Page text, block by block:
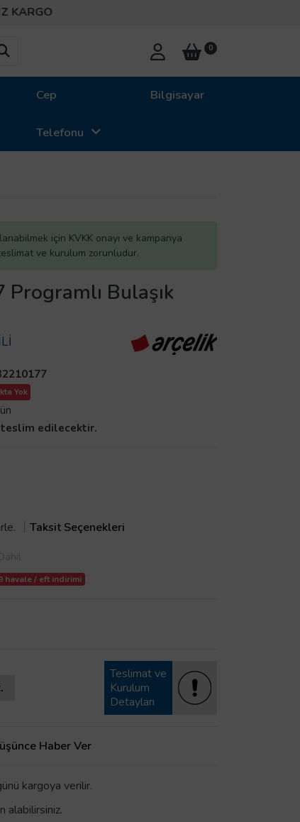
0
Cep
Telefonu
Bilgisayar
için KVKK onayı ve kampanya
ve kurulum zorunludur.
Bulaşık
Yok
edilecektir.
Taksit Seçenekleri
havale / eft indirimi
Teslimat ve
Kurulum
Detayları
Haber Ver
kargoya verilir.
alabilirsiniz.